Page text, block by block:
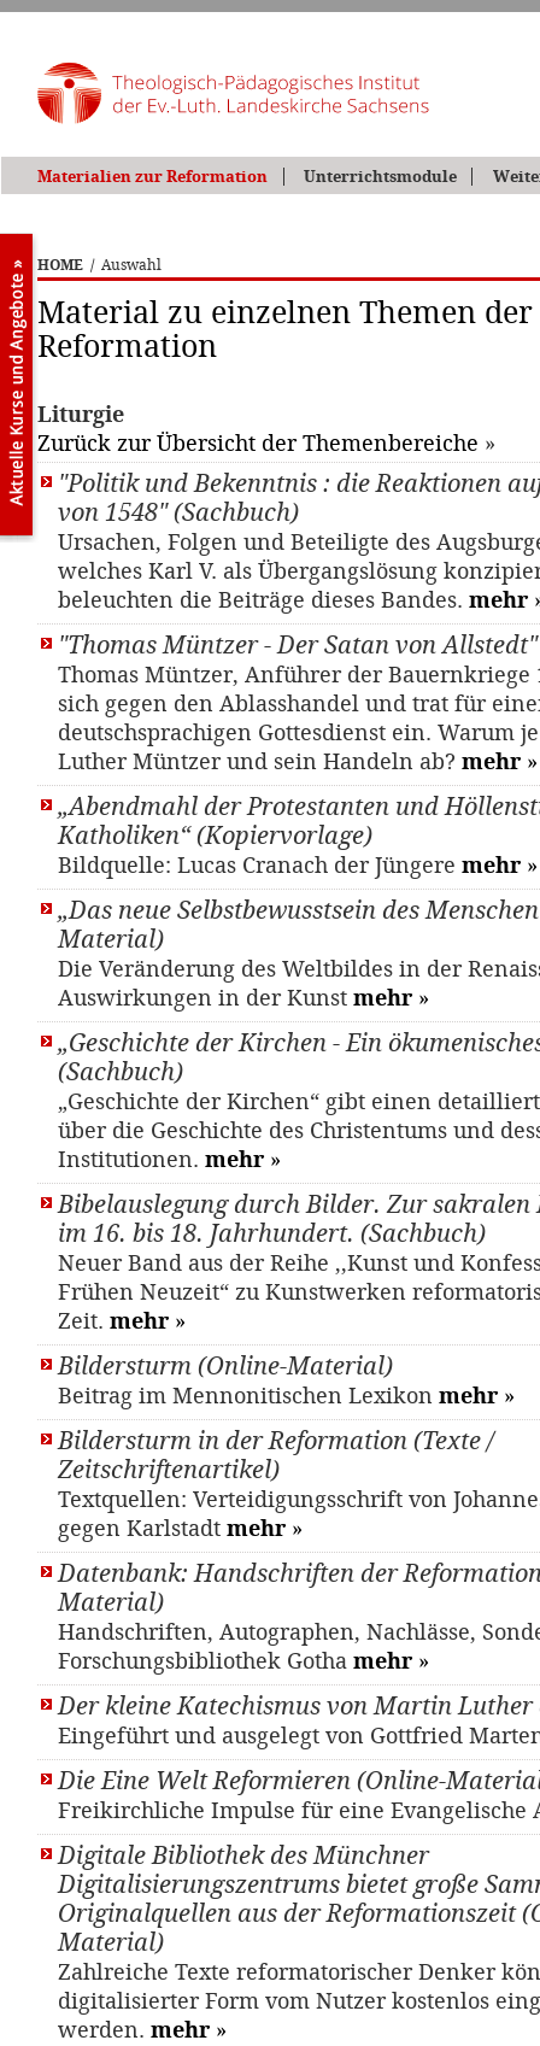
Materialien zur Reformation Unterrichtsmodule
HOME / Auswahl
Material zu einzelnen Themen der
Reformation
Liturgie
Zurück zur Übersicht der Themenbereiche »
"Politik und Bekenntnis : die Reaktionen
von 1548" (Sachbuch)
Ursachen, Folgen und Beteiligte des
welches Karl V. als Übergangslösung
beleuchten die Beiträge dieses Bandes. mehr
"Thomas Müntzer - Der Satan von
Thomas Müntzer, Anführer der Bauernkriege
sich gegen den Ablasshandel und trat für
deutschsprachigen Gottesdienst ein. Warum
Luther Müntzer und sein Handeln ab? mehr »
„Abendmahl der Protestanten und
Katholiken“ (Kopiervorlage)
Bildquelle: Lucas Cranach der Jüngere mehr »
„Das neue Selbstbewusstsein des
Material)
Die Veränderung des Weltbildes in der
Auswirkungen in der Kunst mehr »
„Geschichte der Kirchen - Ein
(Sachbuch)
„Geschichte der Kirchen“ gibt einen
über die Geschichte des Christentums und
Institutionen. mehr »
Bibelauslegung durch Bilder. Zur
im 16. bis 18. Jahrhundert. (Sachbuch)
Neuer Band aus der Reihe ,,Kunst und
Frühen Neuzeit“ zu Kunstwerken
Zeit. mehr »
Bildersturm (Online-Material)
Beitrag im Mennonitischen Lexikon mehr »
Bildersturm in der Reformation (Texte /
Zeitschriftenartikel)
Textquellen: Verteidigungsschrift von
gegen Karlstadt mehr »
Datenbank: Handschriften der
Material)
Handschriften, Autographen, Nachlässe,
Forschungsbibliothek Gotha mehr »
Der kleine Katechismus von Martin Luther
Eingeführt und ausgelegt von Gottfried
Die Eine Welt Reformieren (Online-
Freikirchliche Impulse für eine Evangelische
Digitale Bibliothek des Münchner
Digitalisierungszentrums bietet große
Originalquellen aus der Reformationszeit
Material)
Zahlreiche Texte reformatorischer Denker
digitalisierter Form vom Nutzer kostenlos
werden. mehr »